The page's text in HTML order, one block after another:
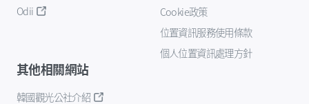
Odii
Cookie政策
位置資訊服務使用條款
個人位置資訊處理方針
其他相關網站
韓國觀光公社介紹